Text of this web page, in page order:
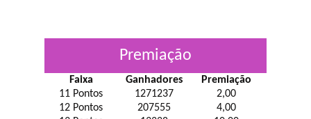
Premiação
Faixa Ganhadores
Premiação
11 Pontos
1271237
2,00
12 Pontos
207555
4,00